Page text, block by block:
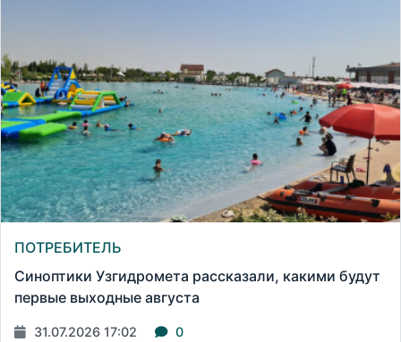
ПОТРЕБИТЕЛЬ
Синоптики Узгидромета рассказали, какими будут
первые выходные августа
31.07.2026 17:02 0